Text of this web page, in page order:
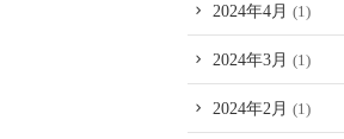
2024年4月 (1)
2024年3月 (1)
2024年2月 (1)